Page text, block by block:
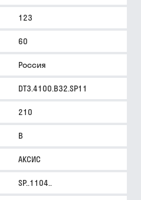
123
60
Россия
DT3.4100.B32.SP11
210
B
АКСИС
SP..1104..